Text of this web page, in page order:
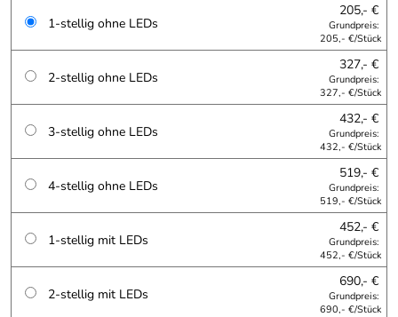
1-stellig ohne LEDs
205,- €
Grundpreis:
205,- €/Stück
2-stellig ohne LEDs
327,- €
Grundpreis:
327,- €/Stück
3-stellig ohne LEDs
432,- €
Grundpreis:
432,- €/Stück
4-stellig ohne LEDs
519,- €
Grundpreis:
519,- €/Stück
1-stellig mit LEDs
452,- €
Grundpreis:
452,- €/Stück
2-stellig mit LEDs
690,- €
Grundpreis:
690,- €/Stück